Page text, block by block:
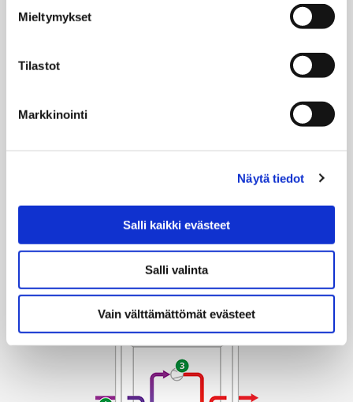
Mieltymykset
Tilastot
Markkinointi
Näytä tiedot
Salli kaikki evästeet
Salli valinta
Vain välttämättömät evästeet
Lämmönvaihtimen (lauhdutin) avulla lämpö siirtyy
kuumasta kylmäaineesta talon lämmitysjärjestelmään,
minkä jälkeen jäähdytysnesteen lämpötila alenee ja se
tiivistyy jälleen nesteeksi.
Paisuntaventtiilissä paine laskee ja lämpötila alenee.
Prosessi alkaa alusta kun kylmäaine kohtaa keruunesteen
* Keruuneste on neste, jonka jäätymispiste on hyvin alhainen.